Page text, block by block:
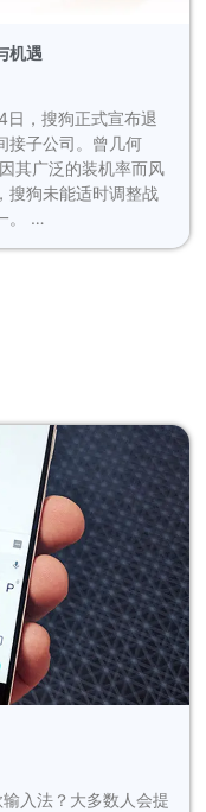
机遇
，搜狗正式宣布退
接子公司。曾几何
其广泛的装机率而风
搜狗未能适时调整战
。 …
入法？大多数人会提